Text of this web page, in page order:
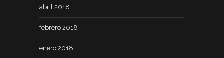
abril 2018
febrero 2018
enero 2018